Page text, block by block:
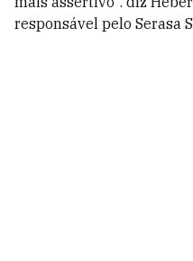
responsável pelo Serasa